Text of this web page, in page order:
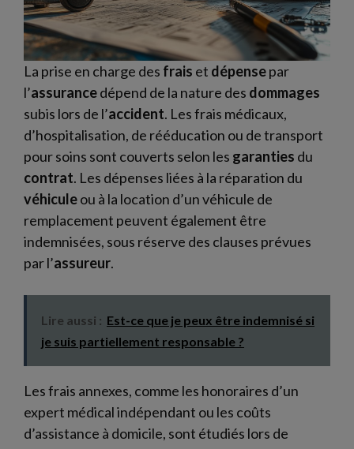
La prise en charge des frais et dépensepar
l’assurancedépend de la nature des dommages
subis lors de l’accident. Les frais médicaux,
d’hospitalisation, de rééducation ou de transport
pour soins sont couverts selon les garanties du
contrat. Les dépenses liées à la réparation du
véhiculeou à la location d’un véhicule de
remplacement peuvent également être
indemnisées, sous réserve des clauses prévues
par l’assureur.
Lire aussi : Est-ce que je peux être indemnisé si
je suis partiellement responsable ?
Les frais annexes, comme les honoraires d’un
expert médical indépendant ou les coûts
d’assistance à domicile, sont étudiés lors de